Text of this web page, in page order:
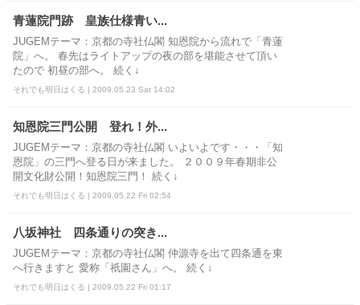
青蓮院門跡 皇族仕様青い...
JUGEMテーマ：京都の寺社仏閣 知恩院から流れで「青蓮
院」へ。 春先はライトアップの夜の部を堪能させて頂い
たので 初昼の部へ。 続く↓
それでも明日はくる | 2009.05.23 Sat 14:02
知恩院三門公開 登れ！外...
JUGEMテーマ：京都の寺社仏閣 いよいよです・・・「知
恩院」の三門へ登る日が来ました。 ２００９年春期非公
開文化財公開！知恩院三門！ 続く↓
それでも明日はくる | 2009.05.22 Fri 02:54
八坂神社 四条通りの突き...
JUGEMテーマ：京都の寺社仏閣 仲源寺を出て四条通を東
へ行きますと 愛称「祇園さん」へ。 続く↓
それでも明日はくる | 2009.05.22 Fri 01:17